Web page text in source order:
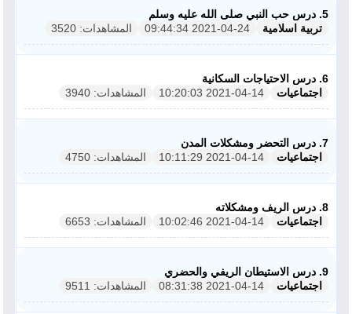
ملفات اليوم
ابحث عن مدرس
أحدث الأخبار
جميع الصفوف
5. درس حب النبي صلى الله عليه وسلم
تربية اسلامية
2021-04-24 09:44:34 المشاهدات: 3520
6. درس الاحتياجات السكانية
اجتماعيات
2021-04-14 10:20:03 المشاهدات: 3940
7. درس التحضر ومشكلات المدن
اجتماعيات
2021-04-14 10:11:29 المشاهدات: 4750
8. درس الريف ومشكلاته
اجتماعيات
2021-04-14 10:02:46 المشاهدات: 6653
9. درس الاستيطان الريفي والحضري
اجتماعيات
2021-04-14 08:31:38 المشاهدات: 9511